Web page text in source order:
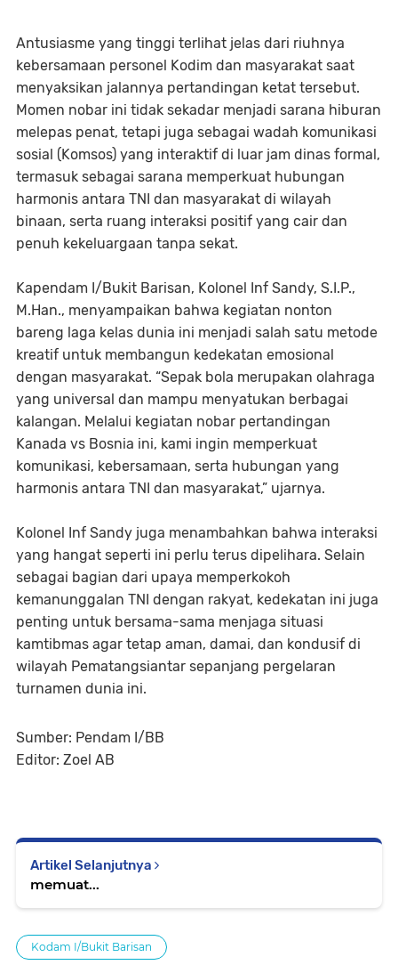
Antusiasme yang tinggi terlihat jelas dari riuhnya
kebersamaan personel Kodim dan masyarakat saat
menyaksikan jalannya pertandingan ketat tersebut.
Momen nobar ini tidak sekadar menjadi sarana hiburan
melepas penat, tetapi juga sebagai wadah komunikasi
sosial (Komsos) yang interaktif di luar jam dinas formal,
termasuk sebagai sarana memperkuat hubungan
harmonis antara TNI dan masyarakat di wilayah
binaan, serta ruang interaksi positif yang cair dan
penuh kekeluargaan tanpa sekat.
Kapendam I/Bukit Barisan, Kolonel Inf Sandy, S.I.P.,
M.Han., menyampaikan bahwa kegiatan nonton
bareng laga kelas dunia ini menjadi salah satu metode
kreatif untuk membangun kedekatan emosional
dengan masyarakat. “Sepak bola merupakan olahraga
yang universal dan mampu menyatukan berbagai
kalangan. Melalui kegiatan nobar pertandingan
Kanada vs Bosnia ini, kami ingin memperkuat
komunikasi, kebersamaan, serta hubungan yang
harmonis antara TNI dan masyarakat,” ujarnya.
Kolonel Inf Sandy juga menambahkan bahwa interaksi
yang hangat seperti ini perlu terus dipelihara. Selain
sebagai bagian dari upaya memperkokoh
kemanunggalan TNI dengan rakyat, kedekatan ini juga
penting untuk bersama-sama menjaga situasi
kamtibmas agar tetap aman, damai, dan kondusif di
wilayah Pematangsiantar sepanjang pergelaran
turnamen dunia ini.
Sumber: Pendam I/BB
Editor: Zoel AB
Artikel Selanjutnya
memuat...
Kodam I/Bukit Barisan